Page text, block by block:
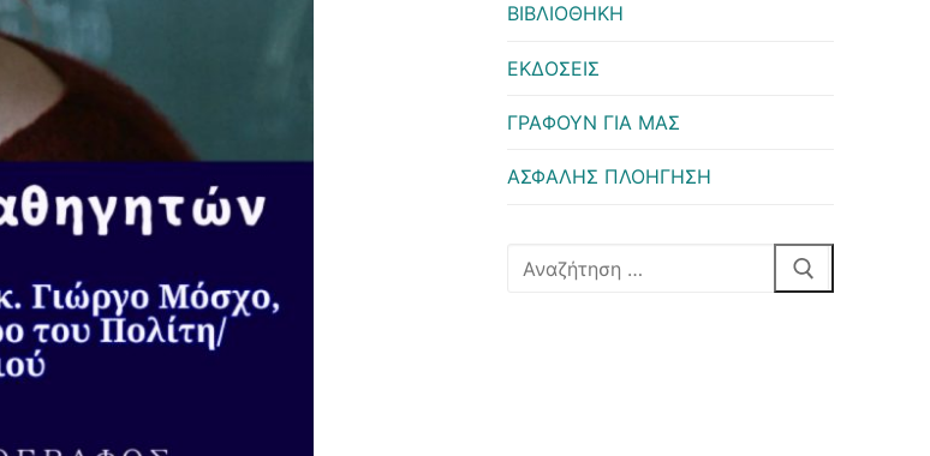
ΒΙΒΛΙΟΘΗΚΗ
ΕΚΔΟΣΕΙΣ
ΓΡΑΦΟΥΝ ΓΙΑ ΜΑΣ
ΑΣΦΑΛΗΣ ΠΛΟΗΓΗΣΗ
Αναζήτηση